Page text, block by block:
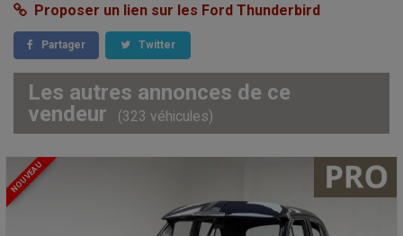
Proposer un lien sur les Ford Thunderbird
Partager Twitter
Les autres annonces de ce
vendeur
(323 véhicules)
NOUVEAU